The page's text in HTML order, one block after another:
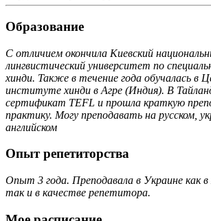
Образование
С отличием окончила Киевский
лингвистический университет по
хинди. Также в течение года обучалась в
институте хинди в Агре (Индия). В
сертификат TEFL и прошла краткую
практику. Могу преподавать на русском,
английском
Опыт репетиторства
Опыт 3 года. Преподавала в Украине как в
так и в качестве репетитора.